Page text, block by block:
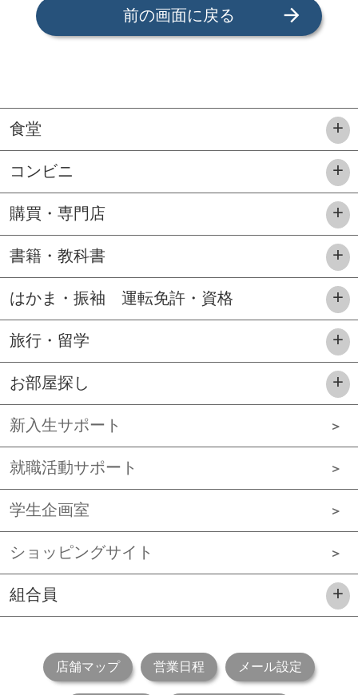
arrow_forward
前の画面に戻る
食堂
コンビニ
購買・専門店
書籍・教科書
はかま・振袖 運転免許・資格
旅行・留学
お部屋探し
新入生サポート
就職活動サポート
学生企画室
ショッピングサイト
組合員
店舗マップ 営業日程 メール設定